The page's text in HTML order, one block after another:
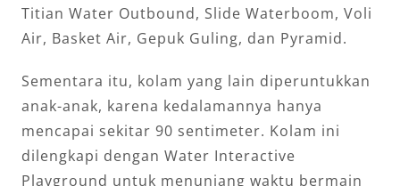
Titian Water Outbound, Slide Waterboom, Voli
Air, Basket Air, Gepuk Guling, dan Pyramid.
Sementara itu, kolam yang lain diperuntukkan
anak-anak, karena kedalamannya hanya
mencapai sekitar 90 sentimeter. Kolam ini
dilengkapi dengan Water Interactive
Playground untuk menunjang waktu bermain